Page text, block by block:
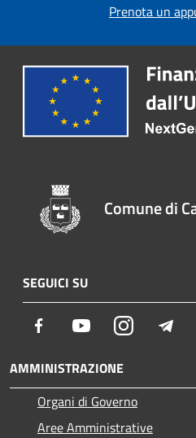
Prenota un
Comune di
SEGUICI SU
Facebook YoutubeInstagram
AMMINISTRAZIONE
Organi di Governo
Aree Amministrative